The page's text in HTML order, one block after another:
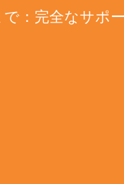
：完全なサポ